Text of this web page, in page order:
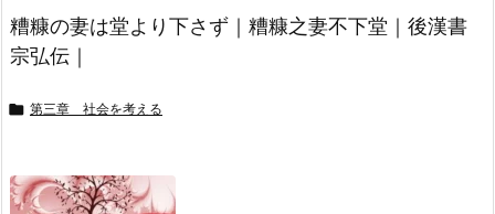
糟糠の妻は堂より下さず｜糟糠之妻不下堂｜後漢書
宗弘伝｜
 第三章 社会を考える